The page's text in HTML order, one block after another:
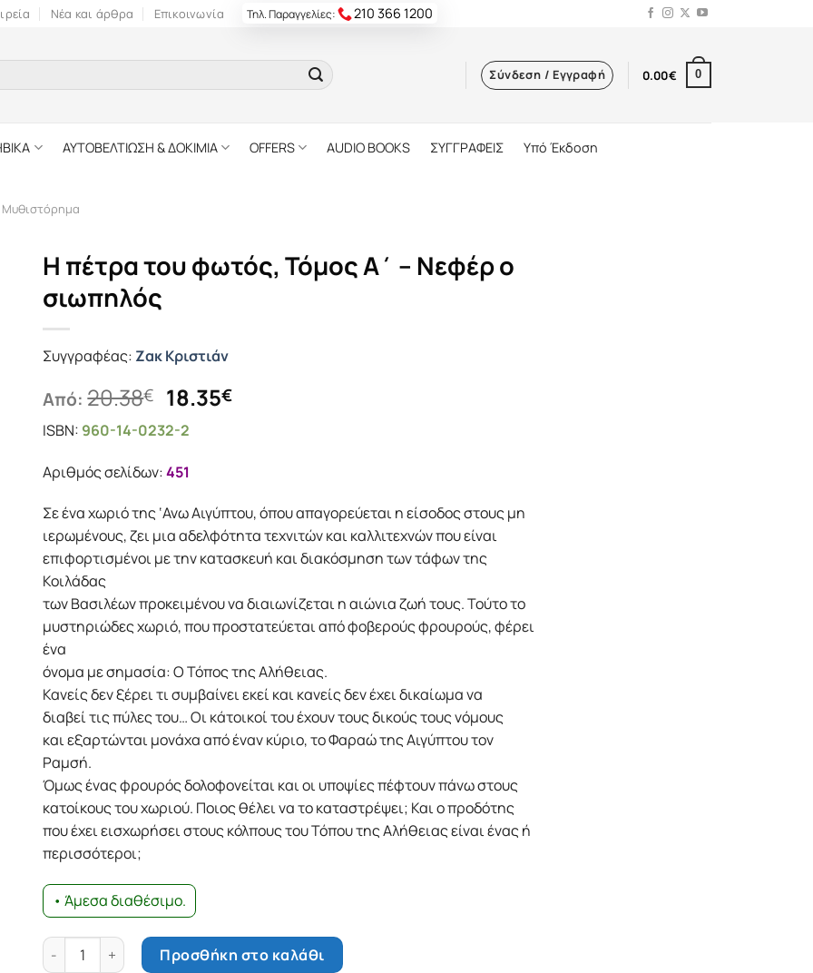
Νέα και άρθρα Επικοινωνία Τηλ. Παραγγελίες: 210 366 1200
Σύνδεση / Εγγραφή 0.00€ 0
ΑΥΤΟΒΕΛΤΙΩΣΗ & ΔΟΚΙΜΙΑ OFFERS AUDIO BOOKS ΣΥΓΓΡΑΦΕΙΣ Υπό Έκδοση
Μυθιστόρημα
Η πέτρα του φωτός, Τόμος Α΄ – Νεφέρ ο
σιωπηλός
Συγγραφέας: Ζακ Κριστιάν
Από:20.38€ Original
price
was:
20.38€.
18.35€Η
ISBN: 960-14-0232-2
Αριθμός σελίδων:451
Σε ένα χωριό της ‘Ανω Αιγύπτου, όπου απαγορεύεται η είσοδος στους μη
ιερωμένους, ζει μια αδελφότητα τεχνιτών και καλλιτεχνών που είναι
επιφορτισμένοι με την κατασκευή και διακόσμηση των τάφων της
Κοιλάδας
των Βασιλέων προκειμένου να διαιωνίζεται η αιώνια ζωή τους. Τούτο το
μυστηριώδες χωριό, που προστατεύεται από φοβερούς φρουρούς, φέρει
ένα
όνομα με σημασία: Ο Τόπος της Αλήθειας.
Κανείς δεν ξέρει τι συμβαίνει εκεί και κανείς δεν έχει δικαίωμα να
διαβεί τις πύλες του… Οι κάτοικοί του έχουν τους δικούς τους νόμους
και εξαρτώνται μονάχα από έναν κύριο, το Φαραώ της Αιγύπτου τον
Ραμσή.
Όμως ένας φρουρός δολοφονείται και οι υποψίες πέφτουν πάνω στους
κατοίκους του χωριού. Ποιος θέλει να το καταστρέψει; Και ο προδότης
που έχει εισχωρήσει στους κόλπους του Τόπου της Αλήθειας είναι ένας ή
περισσότεροι;
• Άμεσα διαθέσιμο.
Η πέτρα του φωτός, Τόμος Α΄ - Νεφέρ ο σιωπηλός ποσότητα
Προσθήκη στο καλάθι